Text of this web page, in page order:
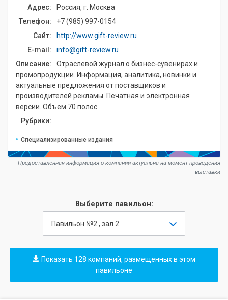
Адрес:
Россия, г. Москва
Телефон:
+7 (985) 997-0154
Сайт:
http://www.gift-review.ru
E-mail:
info@gift-review.ru
Описание:
Отраслевой журнал о бизнес-сувенирах и
промопродукции. Информация, аналитика, новинки и
актуальные предложения от поставщиков и
производителей рекламы. Печатная и электронная
версии. Объем 70 полос.
Рубрики:
Специализированные издания
Предоставленная информация о компании актуальна на момент проведения
выставки
Выберите павильон:
Павильон №2 , зал 2
Показать 128 компаний, размещенных в этом
павильоне